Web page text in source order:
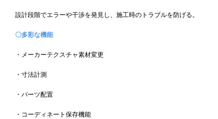
設計段階でエラーや干渉を発見し、施工時のトラブルを防げる。
〇多彩な機能
・メーカーテクスチャ素材変更
・寸法計測
・パーツ配置
・コーディネート保存機能